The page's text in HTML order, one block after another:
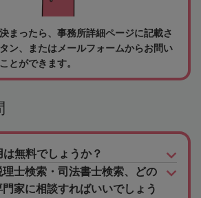
まったら、事務所詳細ページに記載さ
ン、またはメールフォームからお問い
とができます。
無料でしょうか？
士検索・司法書士検索、どの
家に相談すればいいでしょう